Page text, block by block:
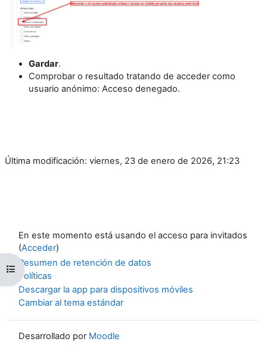
Abrir índice del curso
Gardar.
Comprobar o resultado tratando de acceder como
usuario anónimo: Acceso denegado.
Última modificación: viernes, 23 de enero de 2026, 21:23
En este momento está usando el acceso para invitados
(Acceder)
Resumen de retención de datos
Políticas
Descargar la app para dispositivos móviles
Cambiar al tema estándar
Desarrollado por Moodle